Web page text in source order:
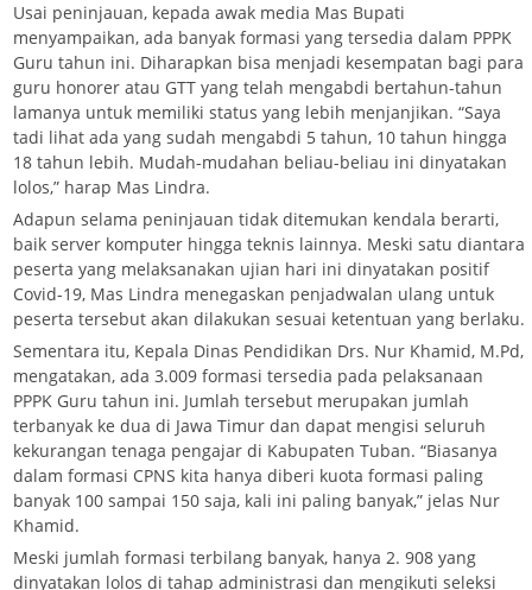
Usai peninjauan, kepada awak media Mas Bupati
menyampaikan, ada banyak formasi yang tersedia dalam PPPK
Guru tahun ini. Diharapkan bisa menjadi kesempatan bagi para
guru honorer atau GTT yang telah mengabdi bertahun-tahun
lamanya untuk memiliki status yang lebih menjanjikan. “Saya
tadi lihat ada yang sudah mengabdi 5 tahun, 10 tahun hingga
18 tahun lebih. Mudah-mudahan beliau-beliau ini dinyatakan
lolos,” harap Mas Lindra.
Adapun selama peninjauan tidak ditemukan kendala berarti,
baik server komputer hingga teknis lainnya. Meski satu diantara
peserta yang melaksanakan ujian hari ini dinyatakan positif
Covid-19, Mas Lindra menegaskan penjadwalan ulang untuk
peserta tersebut akan dilakukan sesuai ketentuan yang berlaku.
Sementara itu, Kepala Dinas Pendidikan Drs. Nur Khamid, M.Pd,
mengatakan, ada 3.009 formasi tersedia pada pelaksanaan
PPPK Guru tahun ini. Jumlah tersebut merupakan jumlah
terbanyak ke dua di Jawa Timur dan dapat mengisi seluruh
kekurangan tenaga pengajar di Kabupaten Tuban. “Biasanya
dalam formasi CPNS kita hanya diberi kuota formasi paling
banyak 100 sampai 150 saja, kali ini paling banyak,” jelas Nur
Khamid.
Meski jumlah formasi terbilang banyak, hanya 2. 908 yang
dinyatakan lolos di tahap administrasi dan mengikuti seleksi